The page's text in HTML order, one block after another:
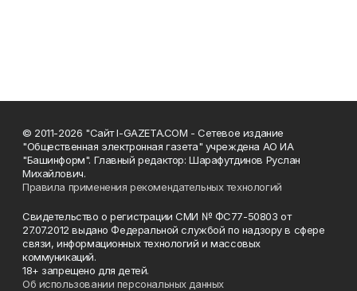
© 2011-2026 "Сайт I-GAZETA.COM - Сетевое издание
"Общественная электронная газета" учреждена АО ИА
"Башинформ". Главный редактор: Шарафутдинов Руслан
Михайлович.
Правила применения рекомендательных технологий
Свидетельство о регистрации СМИ № ФС77-50803 от
27.07.2012 выдано Федеральной службой по надзору в сфере
связи, информационных технологий и массовых
коммуникаций.
18+ запрещено для детей.
Об использовании персональных данных